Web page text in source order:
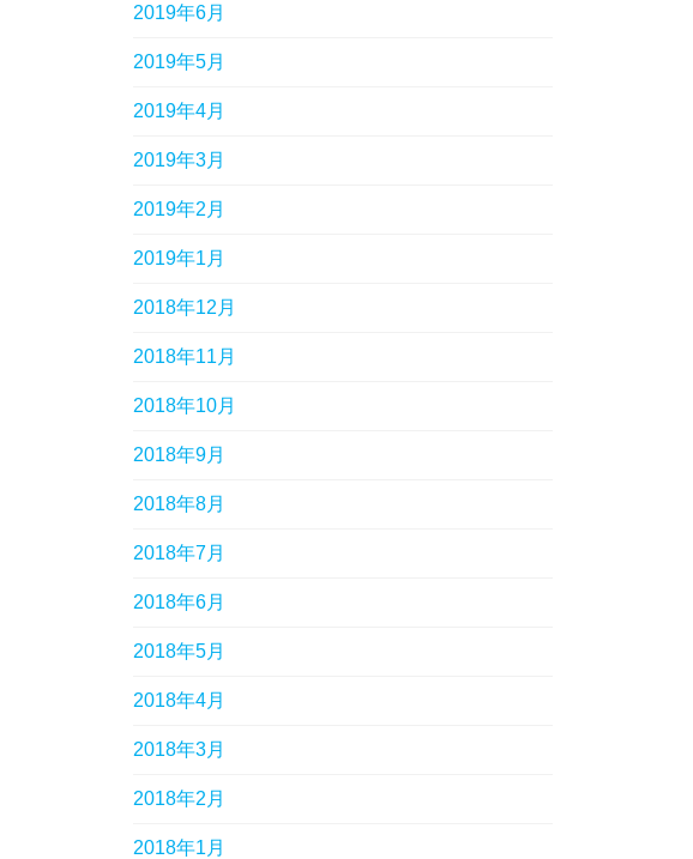
2019年6月
2019年5月
2019年4月
2019年3月
2019年2月
2019年1月
2018年12月
2018年11月
2018年10月
2018年9月
2018年8月
2018年7月
2018年6月
2018年5月
2018年4月
2018年3月
2018年2月
2018年1月